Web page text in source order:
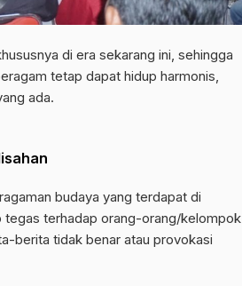
di era sekarang ini, sehingga
tetap dapat hidup harmonis,
ada.
budaya yang terdapat di
tegas terhadap orang-orang/kelompok
berita tidak benar atau provokasi